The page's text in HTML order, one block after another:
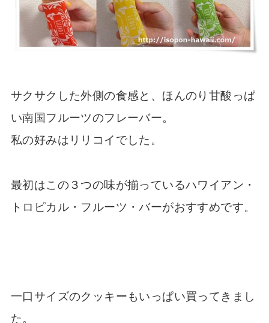
サクサクした外側の食感と、ほんのり甘酸っぱ
い南国フルーツのフレーバー。
私の好みはリリコイでした。
最初はこの３つの味が揃っているハワイアン・
トロピカル・フルーツ・バーがおすすめです。
一口サイズのクッキーもいっぱい買ってきまし
た。